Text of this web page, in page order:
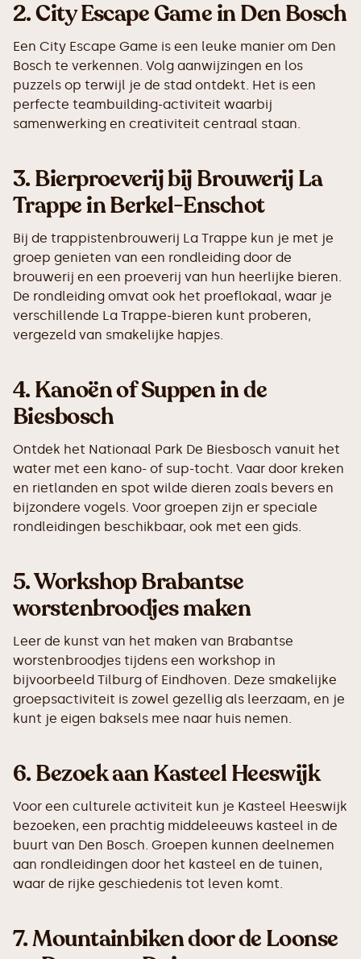
2.City Escape Game in Den Bosch
Een City Escape Game is een leuke manier om Den
Bosch te verkennen. Volg aanwijzingen en los
puzzels op terwijl je de stad ontdekt. Het is een
perfecte teambuilding-activiteit waarbij
samenwerking en creativiteit centraal staan.
3.Bierproeverij bij Brouwerij La
Trappe in Berkel-Enschot
Bij de trappistenbrouwerij La Trappe kun je met je
groep genieten van een rondleiding door de
brouwerij en een proeverij van hun heerlijke bieren.
De rondleiding omvat ook het proeflokaal, waar je
verschillende La Trappe-bieren kunt proberen,
vergezeld van smakelijke hapjes.
4.Kanoën of Suppen in de
Biesbosch
Ontdek het Nationaal Park De Biesbosch vanuit het
water met een kano- of sup-tocht. Vaar door kreken
en rietlanden en spot wilde dieren zoals bevers en
bijzondere vogels. Voor groepen zijn er speciale
rondleidingen beschikbaar, ook met een gids.
5.Workshop Brabantse
worstenbroodjes maken
Leer de kunst van het maken van Brabantse
worstenbroodjes tijdens een workshop in
bijvoorbeeld Tilburg of Eindhoven. Deze smakelijke
groepsactiviteit is zowel gezellig als leerzaam, en je
kunt je eigen baksels mee naar huis nemen.
6.Bezoek aan Kasteel Heeswijk
Voor een culturele activiteit kun je Kasteel Heeswijk
bezoeken, een prachtig middeleeuws kasteel in de
buurt van Den Bosch. Groepen kunnen deelnemen
aan rondleidingen door het kasteel en de tuinen,
waar de rijke geschiedenis tot leven komt.
7.Mountainbiken door de Loonse